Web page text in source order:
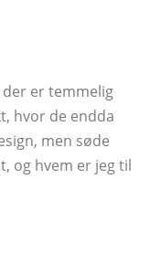
er temmelig
hvor de endda
men søde
og hvem er jeg til